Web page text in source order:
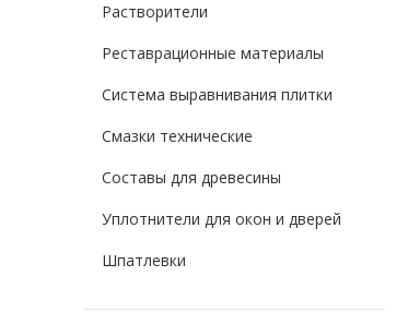
Растворители
Реставрационные материалы
Система выравнивания плитки
Смазки технические
Составы для древесины
Уплотнители для окон и дверей
Шпатлевки